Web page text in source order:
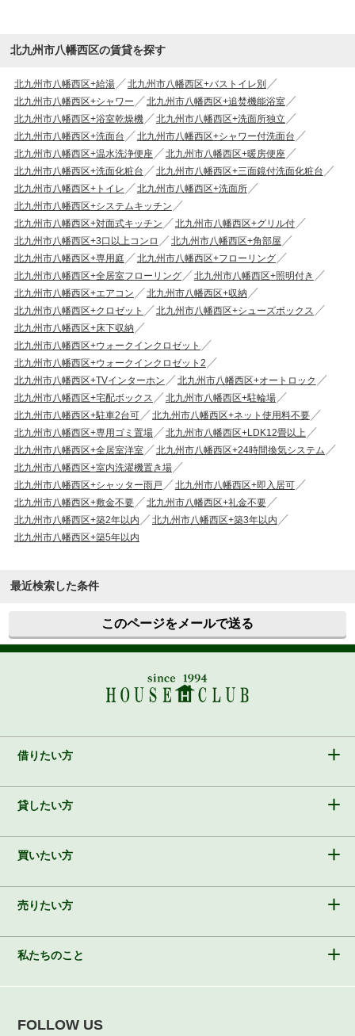
北九州市八幡西区の賃貸を探す
北九州市八幡西区+給湯
北九州市八幡西区+バストイレ別
北九州市八幡西区+シャワー
北九州市八幡西区+追焚機能浴室
北九州市八幡西区+浴室乾燥機
北九州市八幡西区+洗面所独立
北九州市八幡西区+洗面台
北九州市八幡西区+シャワー付洗面台
北九州市八幡西区+温水洗浄便座
北九州市八幡西区+暖房便座
北九州市八幡西区+洗面化粧台
北九州市八幡西区+三面鏡付洗面化粧台
北九州市八幡西区+トイレ
北九州市八幡西区+洗面所
北九州市八幡西区+システムキッチン
北九州市八幡西区+対面式キッチン
北九州市八幡西区+グリル付
北九州市八幡西区+3口以上コンロ
北九州市八幡西区+角部屋
北九州市八幡西区+専用庭
北九州市八幡西区+フローリング
北九州市八幡西区+全居室フローリング
北九州市八幡西区+照明付き
北九州市八幡西区+エアコン
北九州市八幡西区+収納
北九州市八幡西区+クロゼット
北九州市八幡西区+シューズボックス
北九州市八幡西区+床下収納
北九州市八幡西区+ウォークインクロゼット
北九州市八幡西区+ウォークインクロゼット2
北九州市八幡西区+TVインターホン
北九州市八幡西区+オートロック
北九州市八幡西区+宅配ボックス
北九州市八幡西区+駐輪場
北九州市八幡西区+駐車2台可
北九州市八幡西区+ネット使用料不要
北九州市八幡西区+専用ゴミ置場
北九州市八幡西区+LDK12畳以上
北九州市八幡西区+全居室洋室
北九州市八幡西区+24時間換気システム
北九州市八幡西区+室内洗濯機置き場
北九州市八幡西区+シャッター雨戸
北九州市八幡西区+即入居可
北九州市八幡西区+敷金不要
北九州市八幡西区+礼金不要
北九州市八幡西区+築2年以内
北九州市八幡西区+築3年以内
北九州市八幡西区+築5年以内
最近検索した条件
このページをメールで送る
借りたい方
貸したい方
買いたい方
売りたい方
私たちのこと
FOLLOW US